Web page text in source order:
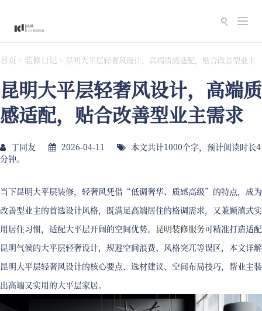
切
换
导
航
首页 > 装修日记 > 昆明大平层轻奢风设计，高端质感适配，贴合改善型业主
需求
昆明大平层轻奢风设计，高端质
感适配，贴合改善型业主需求
丁同友 2026-04-11
本文共计1000个字，预计阅读时长4
分钟。
当下昆明大平层装修，轻奢风凭借“低调奢华、质感高级”的特点，成为
改善型业主的首选设计风格，既满足高端居住的格调需求，又兼顾滇式实
用居住习惯，适配大平层开阔的空间优势。 昆明装修服务可精准打造适配
昆明气候的大平层轻奢设计，规避空间浪费、风格突兀等误区，本文详解
昆明大平层轻奢风设计的核心要点、选材建议、空间布局技巧，帮业主装
出高端又实用的大平层家居。